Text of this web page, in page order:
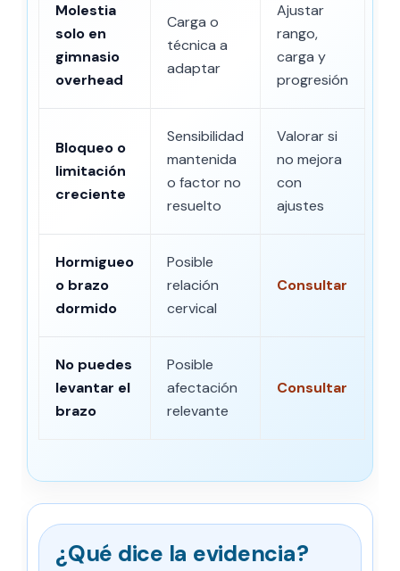
Molestia
solo en
gimnasio
overhead
Carga o
técnica a
adaptar
Ajustar
rango,
carga y
progresión
Bloqueo o
limitación
creciente
Sensibilidad
mantenida
o factor no
resuelto
Valorar si
no mejora
con
ajustes
Hormigueo
o brazo
dormido
Posible
relación
cervical
Consultar
No puedes
levantar el
brazo
Posible
afectación
relevante
Consultar
¿Qué dice la evidencia?